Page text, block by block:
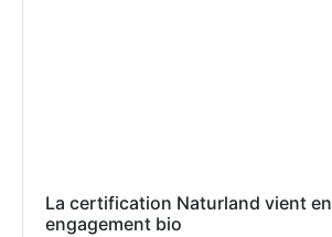
La certification Naturland vient
engagement bio